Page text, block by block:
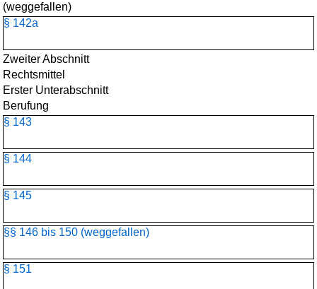
(weggefallen)
§ 142a
Zweiter Abschnitt
Rechtsmittel
Erster Unterabschnitt
Berufung
§ 143
§ 144
§ 145
§§ 146 bis 150 (weggefallen)
§ 151